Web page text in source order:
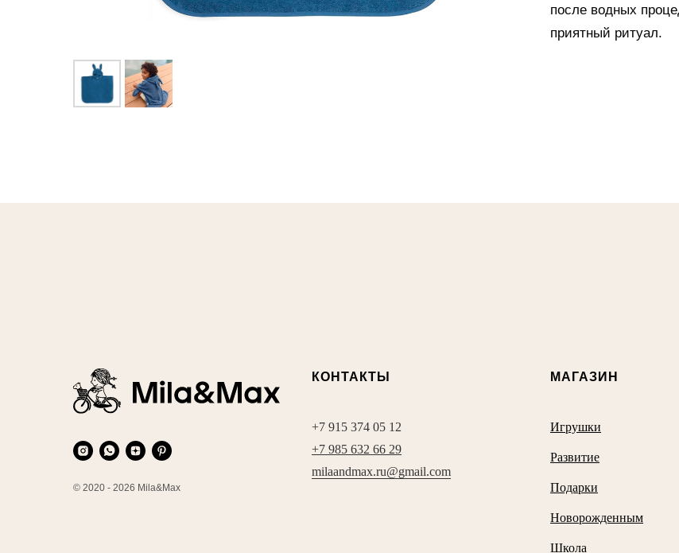
после водных
приятный ритуал.
© 2020 - 2026 Mila&Max
КОНТАКТЫ
+7 915 374 05 12
+7 985 632 66 29
milaandmax.ru@gmail.com
МАГАЗИН
Игрушки
Развитие
Подарки
Новорожденным
Школа